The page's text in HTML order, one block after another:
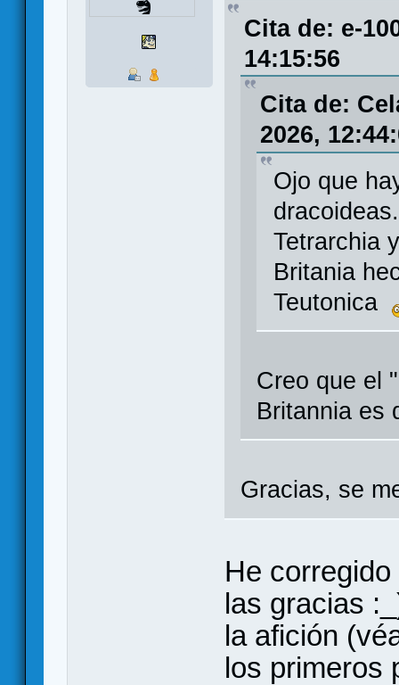
Cita de: e-
14:15:56
Cita de:
2026,
Ojo que
Tetrarchia
Britania
Teutonica
Creo que el
Britannia es
Gracias, se
He
las gracias
la afición
los primeros